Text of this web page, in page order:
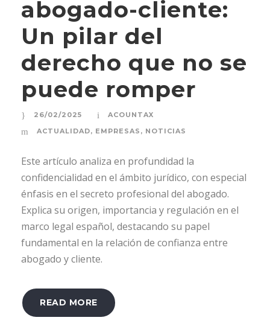
abogado-cliente:
Un pilar del
derecho que no se
puede romper
26/02/2025
ACOUNTAX
ACTUALIDAD, EMPRESAS , NOTICIAS
Este artículo analiza en profundidad la
confidencialidad en el ámbito jurídico, con especial
énfasis en el secreto profesional del abogado.
Explica su origen, importancia y regulación en el
marco legal español, destacando su papel
fundamental en la relación de confianza entre
abogado y cliente.
READ MORE